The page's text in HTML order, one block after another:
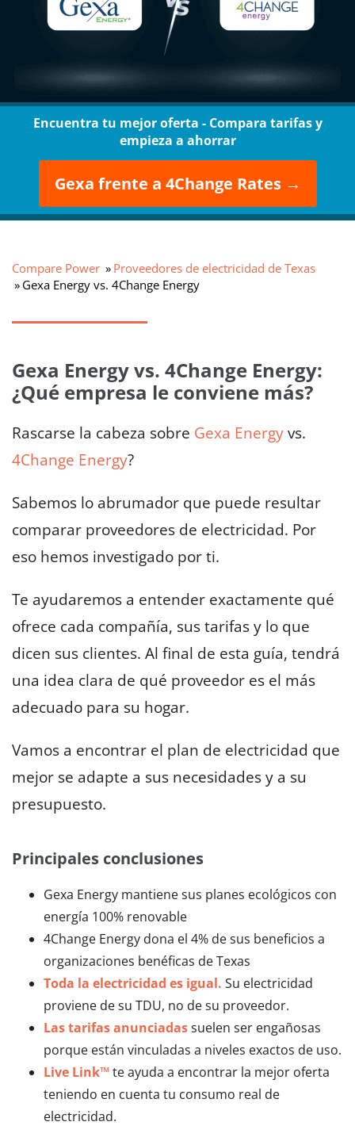
Encuentra tu mejor oferta - Compara tarifas y
empieza a ahorrar
Gexa frente a 4Change Rates →
Compare Power
Proveedores de electricidad de Texas
Gexa Energy vs. 4Change Energy
Gexa Energy vs. 4Change Energy:
¿Qué empresa le conviene más?
Rascarse la cabeza sobre Gexa Energyvs.
4Change Energy?
Sabemos lo abrumador que puede resultar
comparar proveedores de electricidad. Por
eso hemos investigado por ti.
Te ayudaremos a entender exactamente qué
ofrece cada compañía, sus tarifas y lo que
dicen sus clientes. Al final de esta guía, tendrá
una idea clara de qué proveedor es el más
adecuado para su hogar.
Vamos a encontrar el plan de electricidad que
mejor se adapte a sus necesidades y a su
presupuesto.
Principales conclusiones
Gexa Energy mantiene sus planes ecológicos con
energía 100% renovable
4Change Energy dona el 4% de sus beneficios a
organizaciones benéficas de Texas
Toda la electricidad es igual. Su electricidad
proviene de su TDU, no de su proveedor.
Las tarifas anunciadassuelen ser engañosas
porque están vinculadas a niveles exactos de uso.
Live Link™te ayuda a encontrar la mejor oferta
teniendo en cuenta tu consumo real de
electricidad.